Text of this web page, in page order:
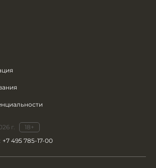
г.
18+
+7 495 785-17-00